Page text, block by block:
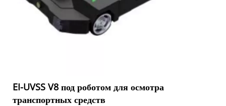
EI-UVSS V8 под роботом для осмотра
транспортных средств